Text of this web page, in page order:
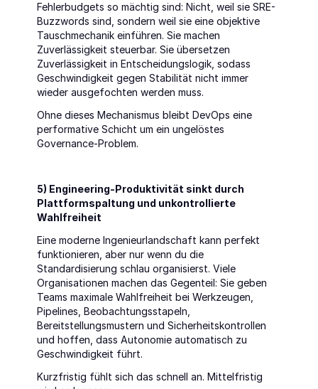
Fehlerbudgets so mächtig sind: Nicht, weil sie SRE-
Buzzwords sind, sondern weil sie eine objektive
Tauschmechanik einführen. Sie machen
Zuverlässigkeit steuerbar. Sie übersetzen
Zuverlässigkeit in Entscheidungslogik, sodass
Geschwindigkeit gegen Stabilität nicht immer
wieder ausgefochten werden muss.
Ohne dieses Mechanismus bleibt DevOps eine
performative Schicht um ein ungelöstes
Governance-Problem.
5) Engineering-Produktivität sinkt durch
Plattformspaltung und unkontrollierte
Wahlfreiheit
Eine moderne Ingenieurlandschaft kann perfekt
funktionieren, aber nur wenn du die
Standardisierung schlau organisierst. Viele
Organisationen machen das Gegenteil: Sie geben
Teams maximale Wahlfreiheit bei Werkzeugen,
Pipelines, Beobachtungsstapeln,
Bereitstellungsmustern und Sicherheitskontrollen
und hoffen, dass Autonomie automatisch zu
Geschwindigkeit führt.
Kurzfristig fühlt sich das schnell an. Mittelfristig